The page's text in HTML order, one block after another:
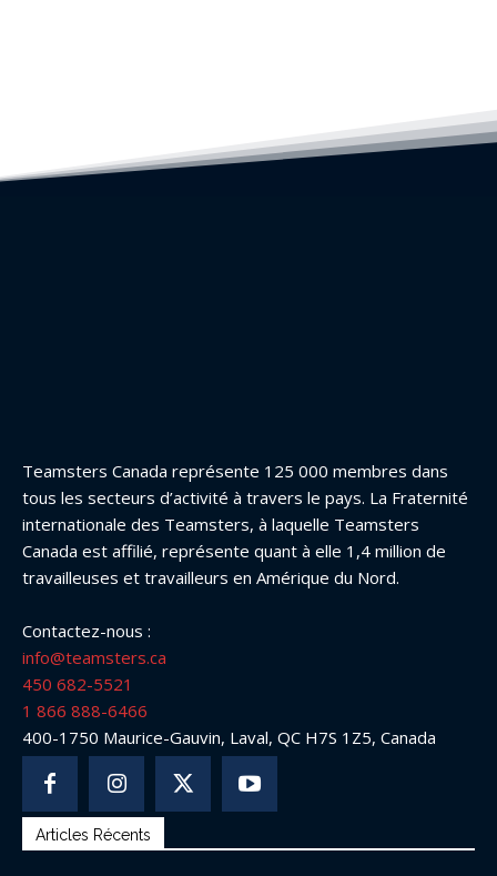
Teamsters Canada représente 125 000 membres dans
tous les secteurs d’activité à travers le pays. La Fraternité
internationale des Teamsters, à laquelle Teamsters
Canada est affilié, représente quant à elle 1,4 million de
travailleuses et travailleurs en Amérique du Nord.
Contactez-nous :
info@teamsters.ca
450 682-5521
1 866 888-6466
400-1750 Maurice-Gauvin, Laval, QC H7S 1Z5, Canada
Articles Récents